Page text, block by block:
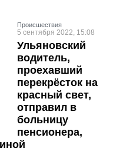
Проиcшествия
5 сентября 2022, 15:08
Ульяновский
водитель,
проехавший
перекрёсток на
красный свет,
отправил в
больницу
пенсионера,